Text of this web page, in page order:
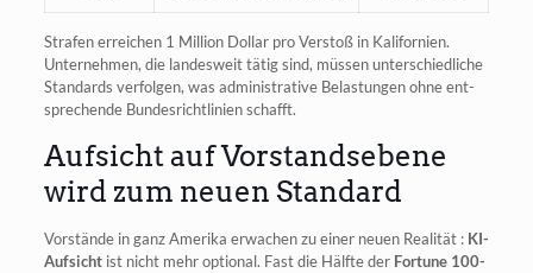
Stra­fen errei­chen 1 Mil­li­on Dol­lar pro Ver­stoß in Kali­for­ni­en.
Unter­neh­men, die lan­des­weit tätig sind, müs­sen unter­schied­li­che
Stan­dards ver­fol­gen, was admi­nis­tra­ti­ve Belas­tun­gen ohne ent­
spre­chen­de Bun­des­richt­li­ni­en schafft.
Aufsicht auf Vorstandsebene
wird zum neuen Standard
Vor­stän­de in ganz Ame­ri­ka erwa­chen zu einer neu­en Rea­li­tät : KI-
Auf­sichtist nicht mehr optio­nal. Fast die Hälf­te der For­tu­ne 100-